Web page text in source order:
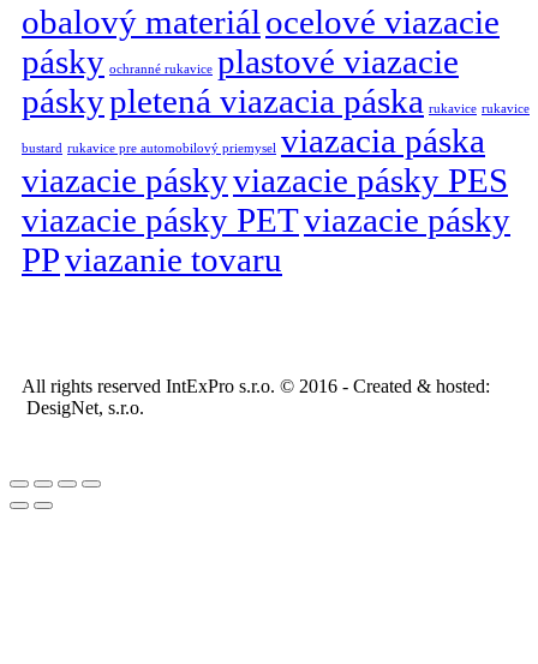
obalový materiál ocelové viazacie
pásky ochranné rukavice plastové viazacie
páskypletená viazacia páska rukavice rukavice
bustard rukavice pre automobilový priemysel viazacia páska
viazacie páskyviazacie pásky PES
viazacie pásky PETviazacie pásky
PPviazanie tovaru
All rights reserved IntExPro s.r.o. © 2016 - Created & hosted:
DesigNet, s.r.o.